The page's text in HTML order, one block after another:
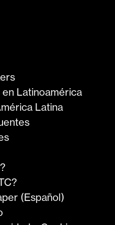
Latinoamérica
Latina
(Español)